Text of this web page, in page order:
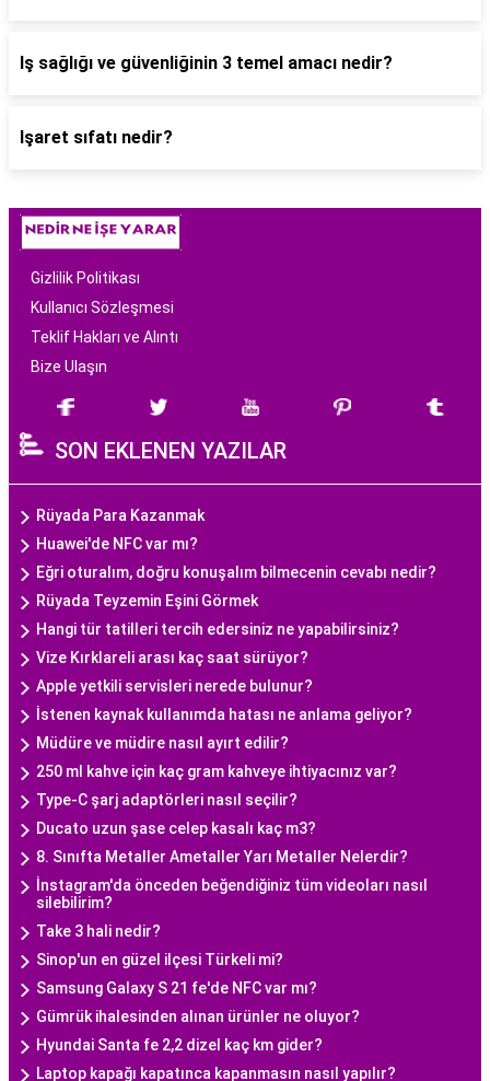
Iş sağlığı ve güvenliğinin 3 temel amacı nedir?
Işaret sıfatı nedir?
Gizlilik Politikası
Kullanıcı Sözleşmesi
Teklif Hakları ve Alıntı
Bize Ulaşın
SON EKLENEN YAZILAR
Rüyada Para Kazanmak
Huawei'de NFC var mı?
Eğri oturalım, doğru konuşalım bilmecenin cevabı nedir?
Rüyada Teyzemin Eşini Görmek
Hangi tür tatilleri tercih edersiniz ne yapabilirsiniz?
Vize Kırklareli arası kaç saat sürüyor?
Apple yetkili servisleri nerede bulunur?
İstenen kaynak kullanımda hatası ne anlama geliyor?
Müdüre ve müdire nasıl ayırt edilir?
250 ml kahve için kaç gram kahveye ihtiyacınız var?
Type-C şarj adaptörleri nasıl seçilir?
Ducato uzun şase celep kasalı kaç m3?
8. Sınıfta Metaller Ametaller Yarı Metaller Nelerdir?
İnstagram'da önceden beğendiğiniz tüm videoları nasıl
silebilirim?
Take 3 hali nedir?
Sinop'un en güzel ilçesi Türkeli mi?
Samsung Galaxy S 21 fe'de NFC var mı?
Gümrük ihalesinden alınan ürünler ne oluyor?
Hyundai Santa fe 2,2 dizel kaç km gider?
Laptop kapağı kapatınca kapanmasın nasıl yapılır?